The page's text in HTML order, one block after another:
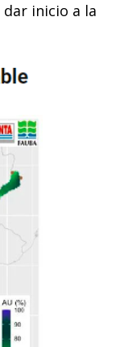
inicio a la